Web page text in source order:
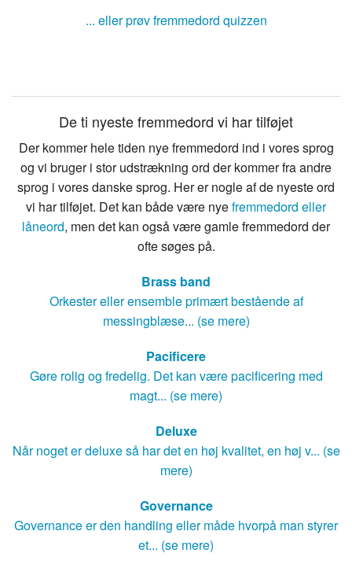
... eller prøv fremmedord quizzen
De ti nyeste fremmedord vi har tilføjet
Der kommer hele tiden nye fremmedord ind i vores sprog
og vi bruger i stor udstrækning ord der kommer fra andre
sprog i vores danske sprog. Her er nogle af de nyeste ord
vi har tilføjet. Det kan både være nyefremmedord eller
låneord, men det kan også være gamle fremmedord der
ofte søges på.
Brass band
Orkester eller ensemble primært bestående af
messingblæse... (se mere)
Pacificere
Gøre rolig og fredelig. Det kan være pacificering med
magt... (se mere)
Deluxe
Når noget er deluxe så har det en høj kvalitet, en høj v... (se
mere)
Governance
Governance er den handling eller måde hvorpå man styrer
et... (se mere)